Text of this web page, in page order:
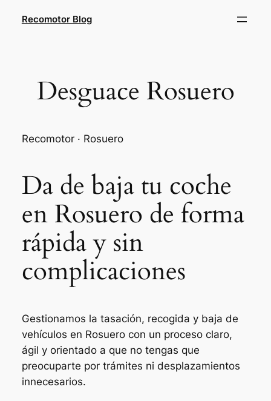
Recomotor Blog
Desguace Rosuero
Recomotor · Rosuero
Da de baja tu coche
en Rosuero de forma
rápida y sin
complicaciones
Gestionamos la tasación, recogida y baja de
vehículos en Rosuero con un proceso claro,
ágil y orientado a que no tengas que
preocuparte por trámites ni desplazamientos
innecesarios.